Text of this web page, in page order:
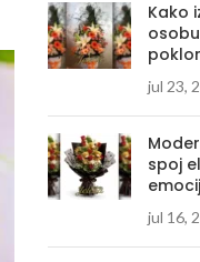
Kako
jul 23,
spoj
jul 16,